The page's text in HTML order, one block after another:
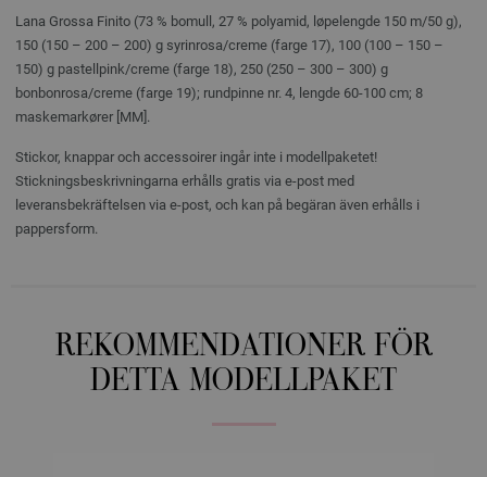
Lana Grossa Finito (73 % bomull, 27 % polyamid, løpelengde 150 m/50 g),
150 (150 – 200 – 200) g syrinrosa/creme (farge 17), 100 (100 – 150 –
150) g pastellpink/creme (farge 18), 250 (250 – 300 – 300) g
bonbonrosa/creme (farge 19); rundpinne nr. 4, lengde 60-100 cm; 8
maskemarkører [MM].
Stickor, knappar och accessoirer ingår inte i modellpaketet!
Stickningsbeskrivningarna erhålls gratis via e-post med
leveransbekräftelsen via e-post, och kan på begäran även erhålls i
pappersform.
REKOMMENDATIONER FÖR
DETTA MODELLPAKET